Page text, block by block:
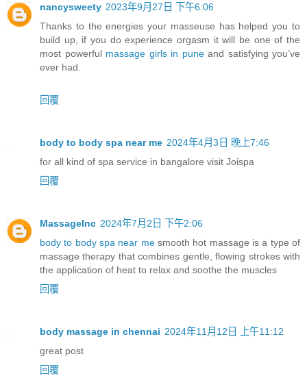
nancysweety 2023年9月27日 下午6:06
Thanks to the energies your masseuse has helped you to
build up, if you do experience orgasm it will be one of the
most powerful massage girls in puneand satisfying you’ve
ever had.
回覆
body to body spa near me 2024年4月3日 晚上7:46
for all kind of spa service in bangalore visit Joispa
回覆
MassageInc 2024年7月2日 下午2:06
body to body spa near mesmooth hot massage is a type of
massage therapy that combines gentle, flowing strokes with
the application of heat to relax and soothe the muscles
回覆
body massage in chennai 2024年11月12日 上午11:12
great post
回覆